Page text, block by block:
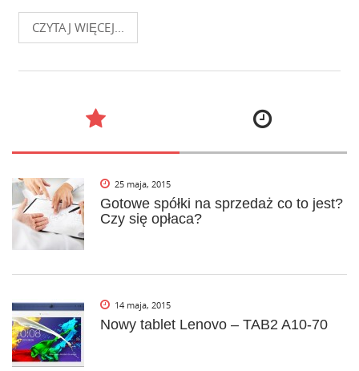
CZYTAJ WIĘCEJ...
25 maja, 2015
Gotowe spółki na sprzedaż co to jest?
Czy się opłaca?
14 maja, 2015
Nowy tablet Lenovo – TAB2 A10-70